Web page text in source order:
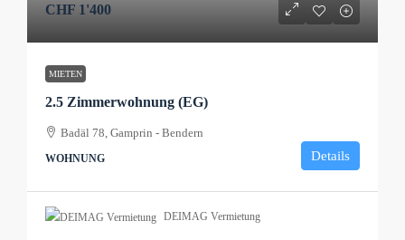
CHF 1'400
MIETEN
2.5 Zimmerwohnung (EG)
Badäl 78, Gamprin - Bendern
WOHNUNG Details
DEIMAG Vermietung